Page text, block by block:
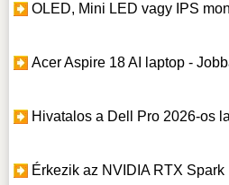
OLED, Mini LED vagy IPS
Acer Aspire 18 AI laptop -
Hivatalos a Dell Pro 2026-os
Érkezik az NVIDIA RTX Spark